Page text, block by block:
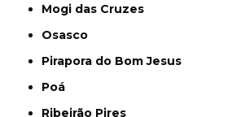
Mogi das Cruzes
Osasco
Pirapora do Bom Jesus
Poá
Ribeirão Pires